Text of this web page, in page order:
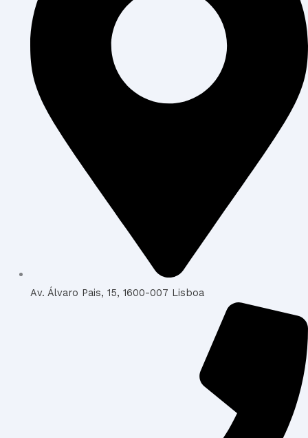
Av. Álvaro Pais, 15, 1600-007 Lisboa